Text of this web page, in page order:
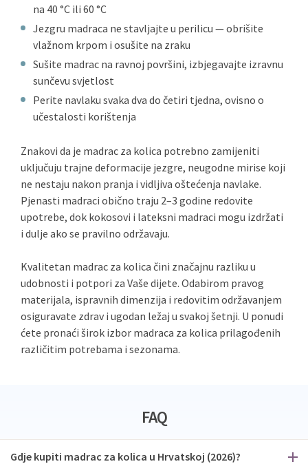
na 40 °C ili 60 °C
Jezgru madraca ne stavljajte u perilicu — obrišite
vlažnom krpom i osušite na zraku
Sušite madrac na ravnoj površini, izbjegavajte izravnu
sunčevu svjetlost
Perite navlaku svaka dva do četiri tjedna, ovisno o
učestalosti korištenja
Znakovi da je madrac za kolica potrebno zamijeniti
uključuju trajne deformacije jezgre, neugodne mirise koji
ne nestaju nakon pranja i vidljiva oštećenja navlake.
Pjenasti madraci obično traju 2–3 godine redovite
upotrebe, dok kokosovi i lateksni madraci mogu izdržati
i dulje ako se pravilno održavaju.
Kvalitetan madrac za kolica čini značajnu razliku u
udobnosti i potpori za Vaše dijete. Odabirom pravog
materijala, ispravnih dimenzija i redovitim održavanjem
osiguravate zdrav i ugodan ležaj u svakoj šetnji. U ponudi
ćete pronaći širok izbor madraca za kolica prilagođenih
različitim potrebama i sezonama.
FAQ
Gdje kupiti madrac za kolica u Hrvatskoj (2026)?